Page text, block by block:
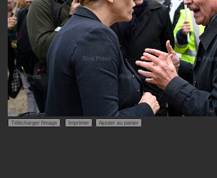
Télécharger l'image Imprimer Ajouter au panier